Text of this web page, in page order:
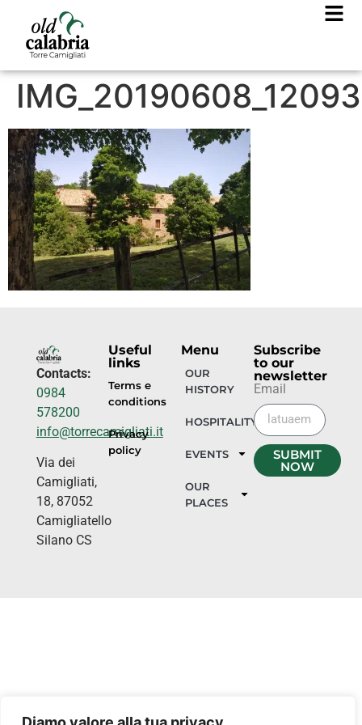
Contacts:
0984
578200
info@torrecamigliati.it
Via dei
Camigliati,
18, 87052
Camigliatello
Silano CS
Useful
links
Terms e
conditions
Privacy
policy
Menu
OUR
HISTORY
HOSPITALITY
EVENTS
OUR
PLACES
Subscribe
to our
newsletter
Email
SUBMIT
NOW